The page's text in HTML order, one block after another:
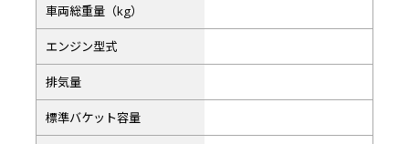
車両総重量（kg）
エンジン型式
排気量
標準バケット容量